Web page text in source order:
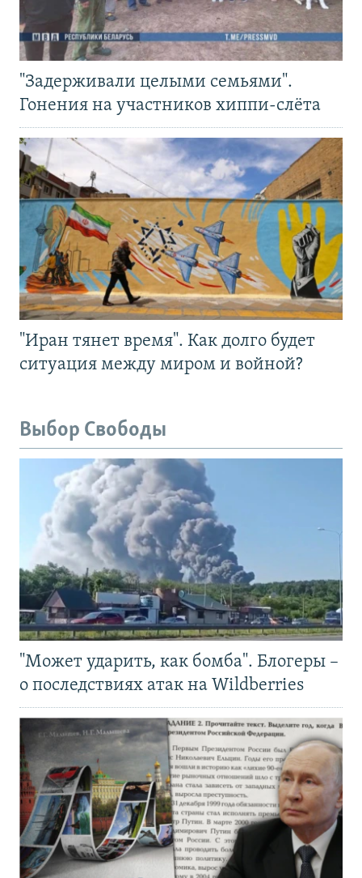
"Задерживали целыми семьями".
Гонения на участников хиппи-слёта
"Иран тянет время". Как долго будет
ситуация между миром и войной?
Выбор Свободы
"Может ударить, как бомба". Блогеры –
о последствиях атак на Wildberries